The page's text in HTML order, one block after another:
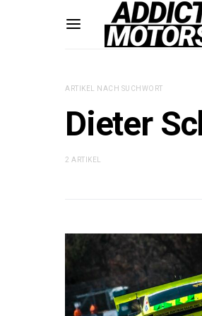
ARTIKEL NACH SUCHWORT
Dieter
2 ARTIKEL